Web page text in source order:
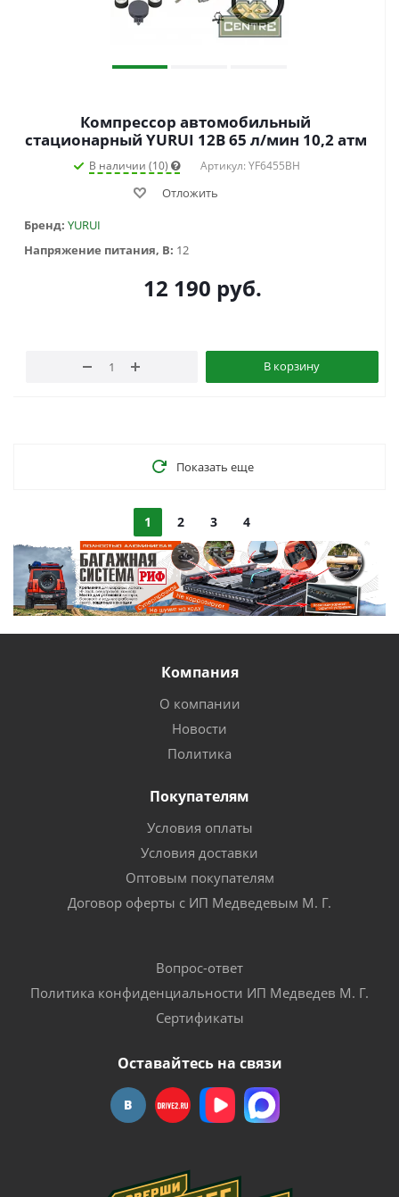
Компрессор автомобильный
стационарный YURUI 12В 65 л/мин 10,2 атм
В наличии (10) Артикул: YF6455BH
Отложить
Бренд: YURUI
Напряжение питания, В: 12
12 190 руб.
В корзину
Показать еще
1 2 3 4
Компания
О компании
Новости
Политика
Покупателям
Условия оплаты
Условия доставки
Оптовым покупателям
Договор оферты с ИП Медведевым М. Г.
Вопрос-ответ
Политика конфиденциальности ИП Медведев М. Г.
Сертификаты
Оставайтесь на связи